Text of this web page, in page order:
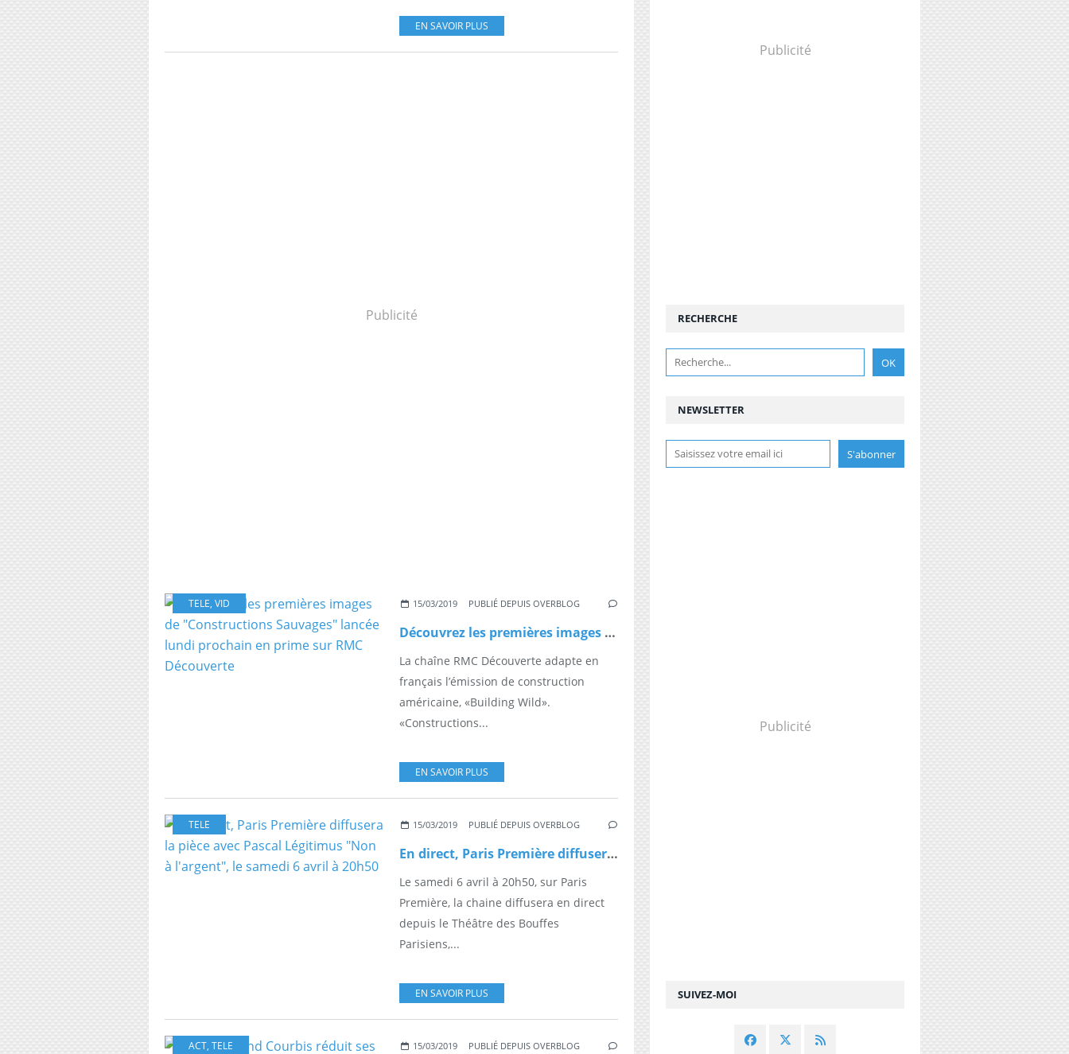
EN SAVOIR PLUS
Publicité
TELE, VID 15/03/2019 PUBLIÉ DEPUIS OVERBLOG
Découvrez les premières images de "Constructions Sauvages" lancée lundi prochain en prime sur RMC Découverte
La chaîne RMC Découverte adapte en
français l’émission de construction
américaine, «Building Wild».
«Constructions...
EN SAVOIR PLUS
TELE 15/03/2019 PUBLIÉ DEPUIS OVERBLOG
En direct, Paris Première diffusera la pièce avec Pascal Légitimus "Non à l'argent", le samedi 6 avril à 20h50
Le samedi 6 avril à 20h50, sur Paris
Première, la chaine diffusera en direct
depuis le Théâtre des Bouffes
Parisiens,...
EN SAVOIR PLUS
ACT, TELE 15/03/2019 PUBLIÉ DEPUIS OVERBLOG
Publicité
NEWSLETTER
SUIVEZ-MOI
RECHERCHE
Publicité